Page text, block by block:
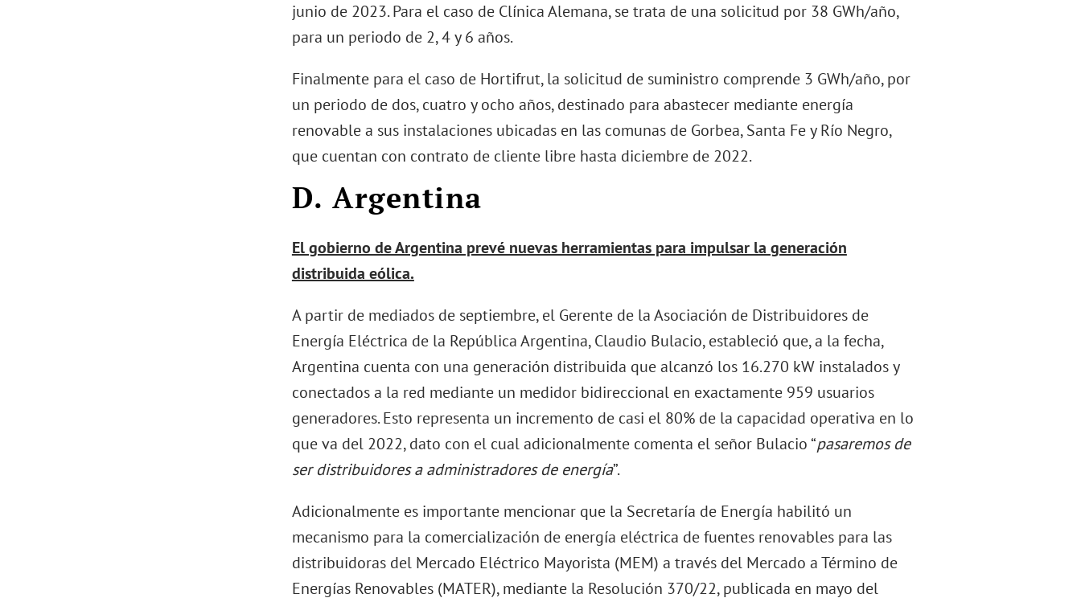
junio de 2023. Para el caso de Clínica Alemana, se trata de una solicitud por 38 GWh/año,
para un periodo de 2, 4 y 6 años.
Finalmente para el caso de Hortifrut, la solicitud de suministro comprende 3 GWh/año, por
un periodo de dos, cuatro y ocho años, destinado para abastecer mediante energía
renovable a sus instalaciones ubicadas en las comunas de Gorbea, Santa Fe y Río Negro,
que cuentan con contrato de cliente libre hasta diciembre de 2022.
D. Argentina
El gobierno de Argentina prevé nuevas herramientas para impulsar la generación
distribuida eólica.
A partir de mediados de septiembre, el Gerente de la Asociación de Distribuidores de
Energía Eléctrica de la República Argentina, Claudio Bulacio, estableció que, a la fecha,
Argentina cuenta con una generación distribuida que alcanzó los 16.270 kW instalados y
conectados a la red mediante un medidor bidireccional en exactamente 959 usuarios
generadores. Esto representa un incremento de casi el 80% de la capacidad operativa en lo
que va del 2022, dato con el cual adicionalmente comenta el señor Bulacio “pasaremos de
ser distribuidores a administradores de energía”.
Adicionalmente es importante mencionar que la Secretaría de Energía habilitó un
mecanismo para la comercialización de energía eléctrica de fuentes renovables para las
distribuidoras del Mercado Eléctrico Mayorista (MEM) a través del Mercado a Término de
Energías Renovables (MATER), mediante la Resolución 370/22, publicada en mayo del